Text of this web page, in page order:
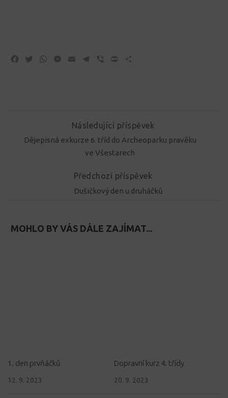
Facebook
TwitterWhatsApp
Messenger
Email Telegram
Viber Print
Následující příspěvek
Dějepisná exkurze 6. tříd do Archeoparku pravěku
ve Všestarech
Předchozí příspěvek
Dušičkový den u druháčků
MOHLO BY VÁS DÁLE ZAJÍMAT...
1. den prvňáčků
12. 9. 2023
Dopravní kurz 4. třídy
20. 9. 2023